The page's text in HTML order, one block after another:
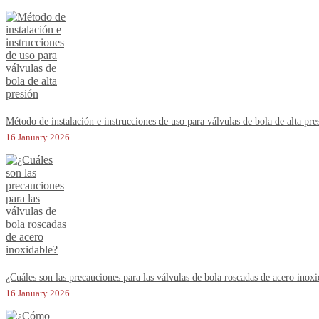
Método de instalación e instrucciones de uso para válvulas de bola de alta
16 January 2026
¿Cuáles son las precauciones para las válvulas de bola roscadas de acero
16 January 2026